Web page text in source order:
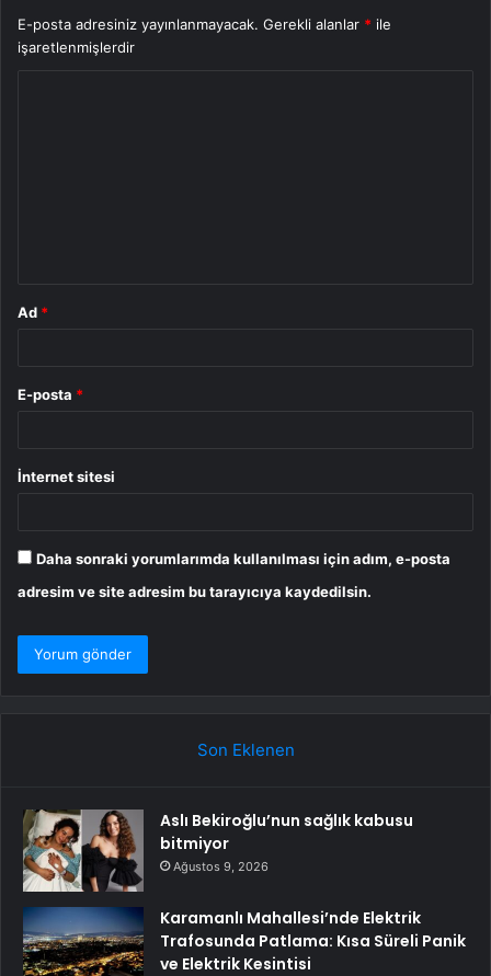
E-posta adresiniz yayınlanmayacak. Gerekli alanlar * ile
işaretlenmişlerdir
Ad *
E-posta *
İnternet sitesi
Daha sonraki yorumlarımda kullanılması için adım, e-posta
adresim ve site adresim bu tarayıcıya kaydedilsin.
Son Eklenen
Aslı Bekiroğlu’nun sağlık kabusu
bitmiyor
Ağustos 9, 2026
Karamanlı Mahallesi’nde Elektrik
Trafosunda Patlama: Kısa Süreli Panik
ve Elektrik Kesintisi